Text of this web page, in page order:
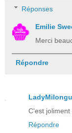
Réponses
Emilie
Merci
Répondre
C'est
Répondre